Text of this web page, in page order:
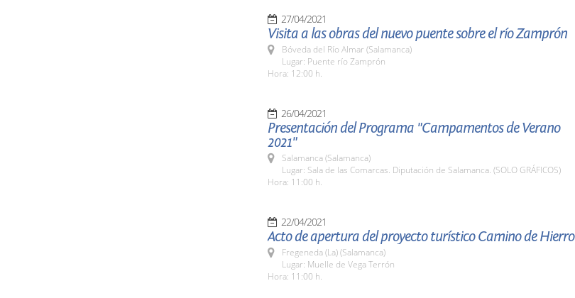
27/04/2021
Visita a las obras del nuevo puente sobre el río Zamprón
Bóveda del Río Almar (Salamanca)
Lugar: Puente río Zamprón
Hora: 12:00 h.
26/04/2021
Presentación del Programa "Campamentos de Verano
2021"
Salamanca (Salamanca)
Lugar: Sala de las Comarcas. Diputación de Salamanca. (SOLO GRÁFICOS)
Hora: 11:00 h.
22/04/2021
Acto de apertura del proyecto turístico Camino de Hierro
Fregeneda (La) (Salamanca)
Lugar: Muelle de Vega Terrón
Hora: 11:00 h.